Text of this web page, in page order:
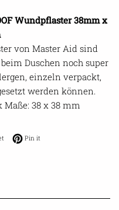
Wundpflaster 38mm x
von Master Aid sind
Duschen noch super
einzeln verpackt,
werden können.
Maße: 38 x 38 mm
Tweet on Twitter
Pin itPin on Pinterest